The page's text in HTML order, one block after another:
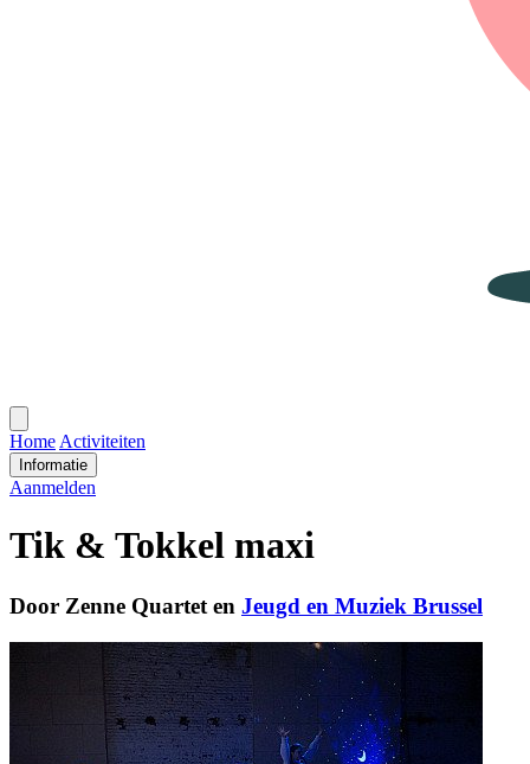
menu
Home Activiteiten
Informatie
Aanmelden
Tik & Tokkel maxi
Door Zenne Quartet en Jeugd en Muziek Brussel